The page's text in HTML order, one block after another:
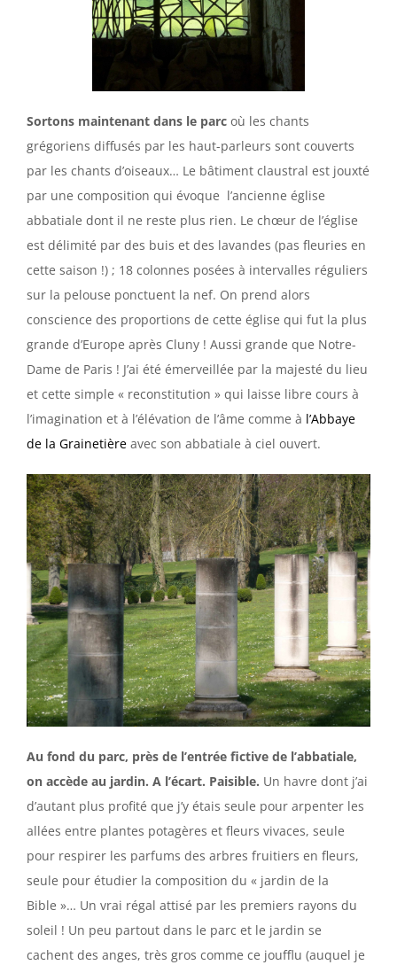
Sortons maintenant dans le parc où les chants
grégoriens diffusés par les haut-parleurs sont couverts
par les chants d’oiseaux… Le bâtiment claustral est jouxté
par une composition qui évoque l’ancienne église
abbatiale dont il ne reste plus rien. Le chœur de l’église
est délimité par des buis et des lavandes (pas fleuries en
cette saison !) ; 18 colonnes posées à intervalles réguliers
sur la pelouse ponctuent la nef. On prend alors
conscience des proportions de cette église qui fut la plus
grande d’Europe après Cluny ! Aussi grande que Notre-
Dame de Paris ! J’ai été émerveillée par la majesté du lieu
et cette simple « reconstitution » qui laisse libre cours à
l’imagination et à l’élévation de l’âme comme à l’Abbaye
de la Grainetière avec son abbatiale à ciel ouvert.
Au fond du parc, près de l’entrée fictive de l’abbatiale,
on accède au jardin. A l’écart. Paisible. Un havre dont j’ai
d’autant plus profité que j’y étais seule pour arpenter les
allées entre plantes potagères et fleurs vivaces, seule
pour respirer les parfums des arbres fruitiers en fleurs,
seule pour étudier la composition du « jardin de la
Bible »… Un vrai régal attisé par les premiers rayons du
soleil ! Un peu partout dans le parc et le jardin se
cachent des anges, très gros comme ce joufflu (auquel je